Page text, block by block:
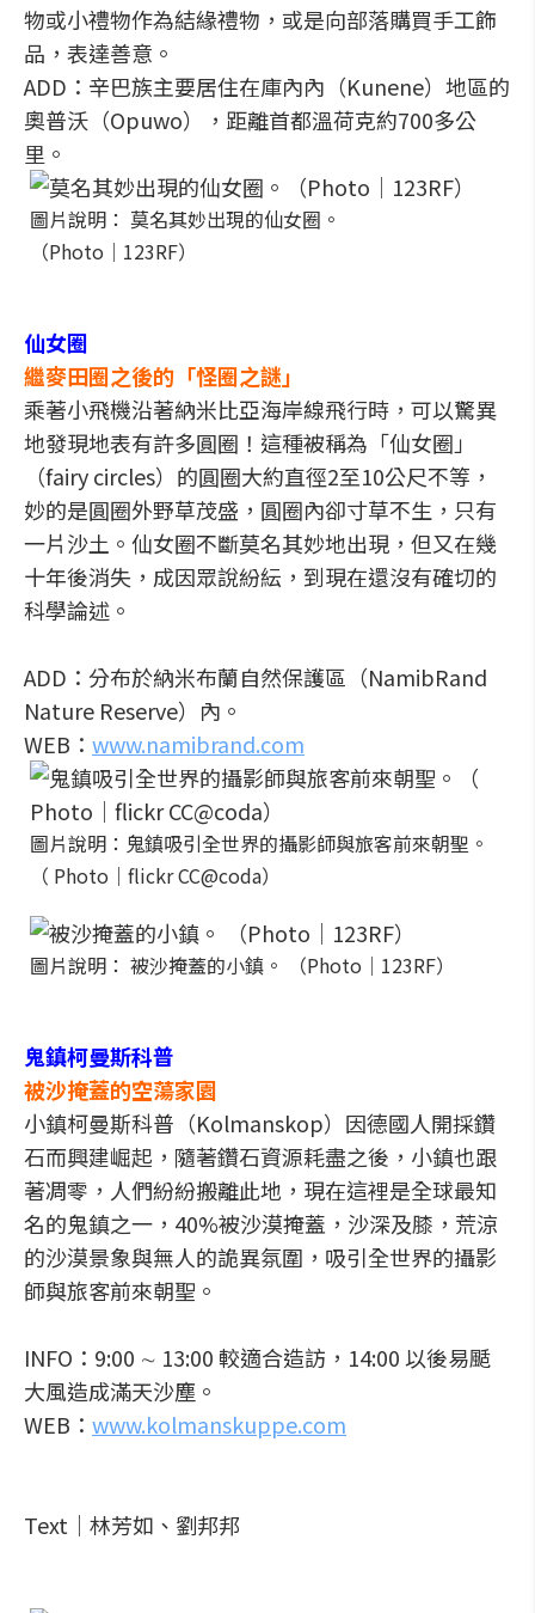
物或小禮物作為結緣禮物，或是向部落購買手工飾
品，表達善意。
ADD：辛巴族主要居住在庫內內（Kunene）地區的
奧普沃（Opuwo），距離首都溫荷克約700多公
里。
圖片說明： 莫名其妙出現的仙女圈。
（Photo│123RF）
仙女圈
繼麥田圈之後的「怪圈之謎」
乘著小飛機沿著納米比亞海岸線飛行時，可以驚異
地發現地表有許多圓圈！這種被稱為「仙女圈」
（fairy circles）的圓圈大約直徑2至10公尺不等，
妙的是圓圈外野草茂盛，圓圈內卻寸草不生，只有
一片沙土。仙女圈不斷莫名其妙地出現，但又在幾
十年後消失，成因眾說紛紜，到現在還沒有確切的
科學論述。
ADD：分布於納米布蘭自然保護區（NamibRand
Nature Reserve）內。
WEB： www.namibrand.com
圖片說明：鬼鎮吸引全世界的攝影師與旅客前來朝聖。
（ Photo｜flickr CC@coda）
圖片說明： 被沙掩蓋的小鎮。 （Photo│123RF）
鬼鎮柯曼斯科普
被沙掩蓋的空蕩家園
小鎮柯曼斯科普（Kolmanskop）因德國人開採鑽
石而興建崛起，隨著鑽石資源耗盡之後，小鎮也跟
著凋零，人們紛紛搬離此地，現在這裡是全球最知
名的鬼鎮之一，40%被沙漠掩蓋，沙深及膝，荒涼
的沙漠景象與無人的詭異氛圍，吸引全世界的攝影
師與旅客前來朝聖。
INFO：9:00 ∼ 13:00 較適合造訪，14:00 以後易颳
大風造成滿天沙塵。
WEB： www.kolmanskuppe.com
Text｜林芳如、劉邦邦